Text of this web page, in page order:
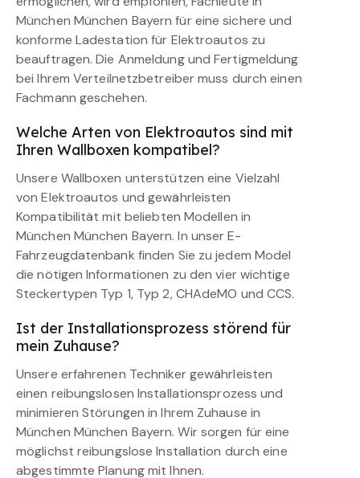
München München Bayern für eine sichere und
konforme Ladestation für Elektroautos zu
beauftragen. Die Anmeldung und Fertigmeldung
bei Ihrem Verteilnetzbetreiber muss durch einen
Fachmann geschehen.
Welche Arten von Elektroautos sind mit
Ihren Wallboxen kompatibel?
Unsere Wallboxen unterstützen eine Vielzahl
von Elektroautos und gewährleisten
Kompatibilität mit beliebten Modellen in
München München Bayern. In unser E-
Fahrzeugdatenbank finden Sie zu jedem Model
die nötigen Informationen zu den vier wichtige
Steckertypen Typ 1, Typ 2, CHAdeMO und CCS.
Ist der Installationsprozess störend für
mein Zuhause?
Unsere erfahrenen Techniker gewährleisten
einen reibungslosen Installationsprozess und
minimieren Störungen in Ihrem Zuhause in
München München Bayern. Wir sorgen für eine
möglichst reibungslose Installation durch eine
abgestimmte Planung mit Ihnen.